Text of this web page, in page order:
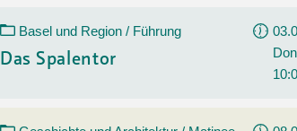
Basel und Region / Führung
Das Spalentor